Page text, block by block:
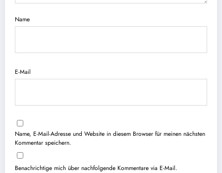
Name
E-Mail
Name, E-Mail-Adresse und Website in diesem Browser für meinen nächsten
Kommentar speichern.
Benachrichtige mich über nachfolgende Kommentare via E-Mail.